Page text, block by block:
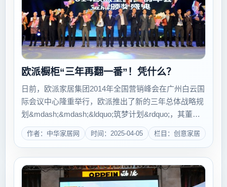
欧派橱柜“三年再翻一番”！凭什么？
日前，欧派家居集团2014年全国营销峰会在广州白云国
际会议中心隆重举行，欧派推出了新的三年总体战略规
划&mdash;&mdash;&ldquo;筑梦计划&rdquo;，其董事
长姚良松在峰会上宣布：&ldquo;未来三年，欧派家居集
团将剑指百亿，欧派橱柜销量...
作者：中华家居网 时间：2025-04-05 栏目：创意家居